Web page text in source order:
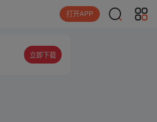
打开APP
立即下载